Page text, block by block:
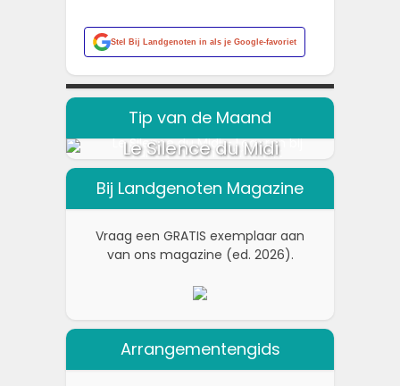
Stel Bij Landgenoten in als je Google-favoriet
Tip van de Maand
Le Silence du Midi
Bij Landgenoten Magazine
Vraag een GRATIS exemplaar aan
van ons magazine (ed. 2026).
Arrangementengids